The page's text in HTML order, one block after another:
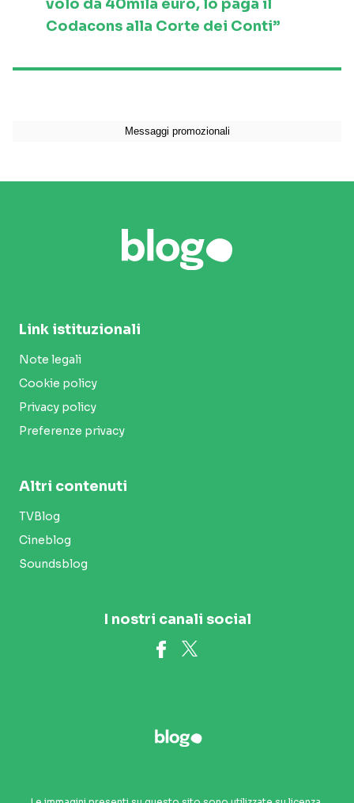
volo da 40mila euro, lo paga il
Codacons alla Corte dei Conti”
Link istituzionali
Note legali
Cookie policy
Privacy policy
Preferenze privacy
Altri contenuti
TVBlog
Cineblog
Soundsblog
I nostri canali social